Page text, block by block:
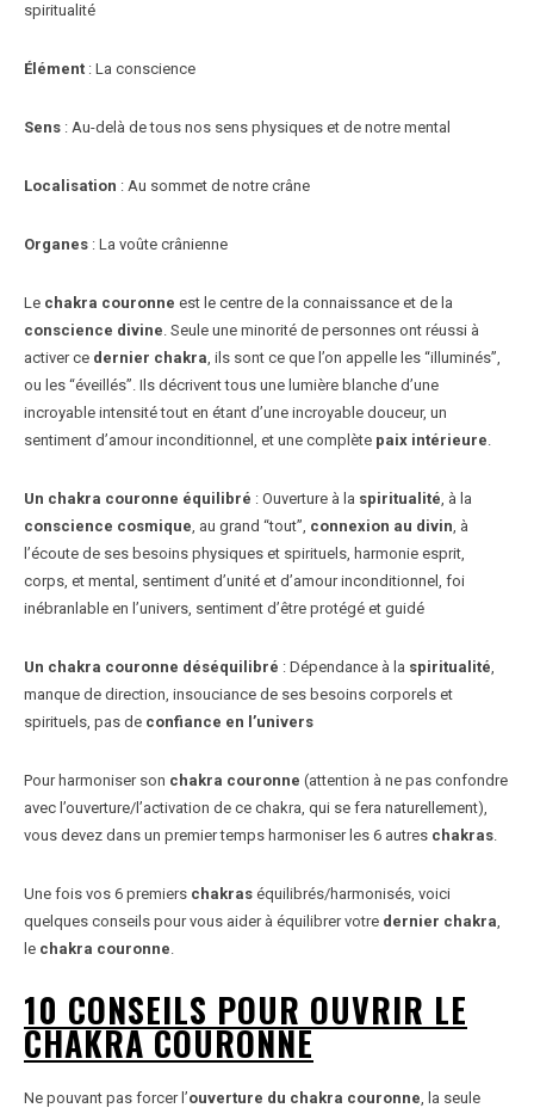
spiritualité
Élément : La conscience
Sens : Au-delà de tous nos sens physiques et de notre mental
Localisation : Au sommet de notre crâne
Organes : La voûte crânienne
Le chakra couronne est le centre de la connaissance et de la
conscience divine. Seule une minorité de personnes ont réussi à
activer ce dernier chakra, ils sont ce que l’on appelle les “illuminés”,
ou les “éveillés”. Ils décrivent tous une lumière blanche d’une
incroyable intensité tout en étant d’une incroyable douceur, un
sentiment d’amour inconditionnel, et une complète paix intérieure.
Un chakra couronne équilibré : Ouverture à la spiritualité, à la
conscience cosmique, au grand “tout”, connexion au divin, à
l’écoute de ses besoins physiques et spirituels, harmonie esprit,
corps, et mental, sentiment d’unité et d’amour inconditionnel, foi
inébranlable en l’univers, sentiment d’être protégé et guidé
Un chakra couronne déséquilibré : Dépendance à la spiritualité,
manque de direction, insouciance de ses besoins corporels et
spirituels, pas de confiance en l’univers
Pour harmoniser son chakra couronne (attention à ne pas confondre
avec l’ouverture/l’activation de ce chakra, qui se fera naturellement),
vous devez dans un premier temps harmoniser les 6 autres chakras.
Une fois vos 6 premiers chakras équilibrés/harmonisés, voici
quelques conseils pour vous aider à équilibrer votre dernier chakra,
le chakra couronne.
10 CONSEILS POUR OUVRIR LE
CHAKRA COURONNE
Ne pouvant pas forcer l’ouverture du chakra couronne, la seule